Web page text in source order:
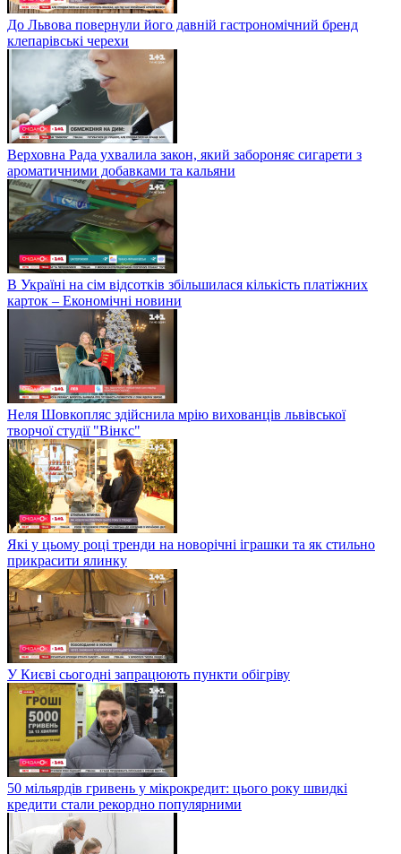
До Львова повернули його давній гастрономічний бренд
клепарівські черехи
Верховна Рада ухвалила закон, який забороняє сигарети з
ароматичними добавками та кальяни
В Україні на сім відсотків збільшилася кількість платіжних
карток – Економічні новини
Неля Шовкопляс здійснила мрію вихованців львівської
творчої студії "Вінкс"
Які у цьому році тренди на новорічні іграшки та як стильно
прикрасити ялинку
У Києві сьогодні запрацюють пункти обігріву
50 мільярдів гривень у мікрокредит: цього року швидкі
кредити стали рекордно популярними